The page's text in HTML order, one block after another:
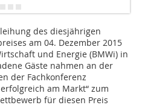
des diesjährigen
am 04. Dezember 2015
und Energie (BMWi) in
Gäste nahmen an der
der Fachkonferenz
am Markt“ zum
für diesen Preis